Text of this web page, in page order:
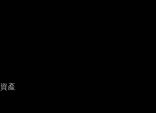
資產